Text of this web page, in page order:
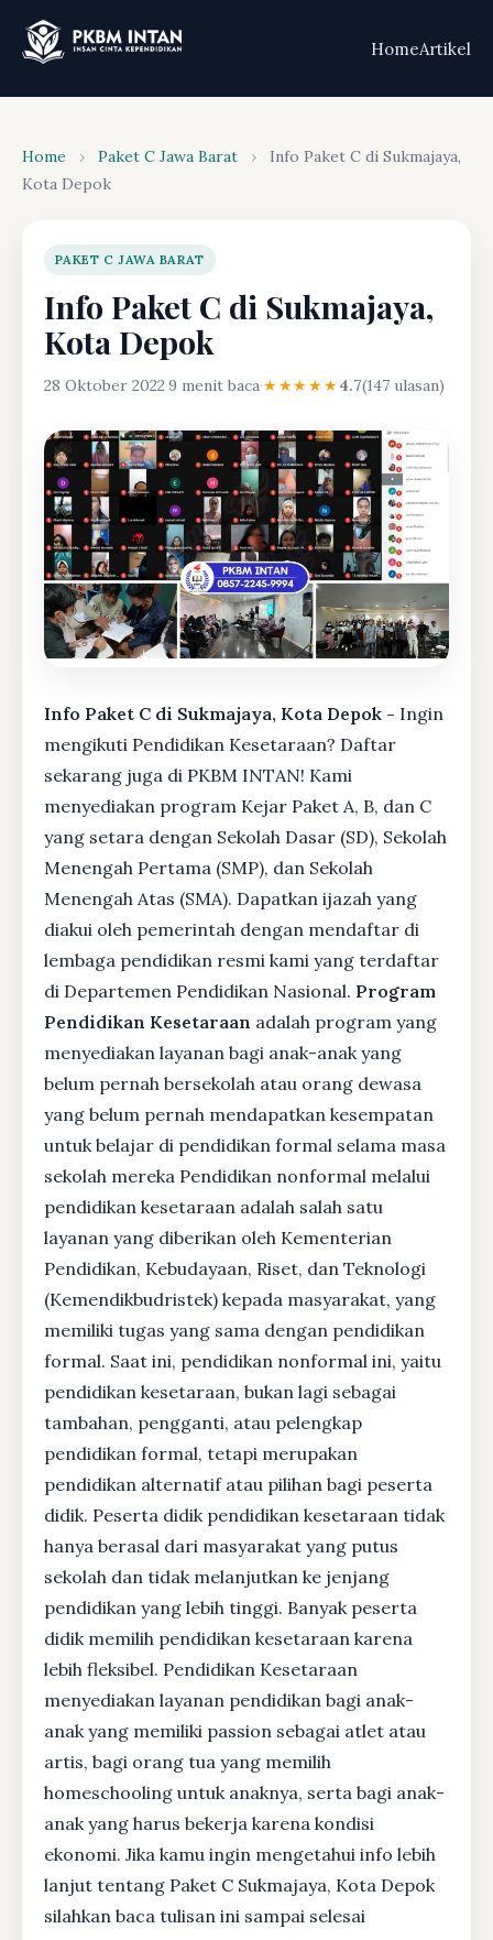
HomeArtikel
Home › Paket C Jawa Barat ›
Info Paket C di Sukmajaya,
Kota Depok
PAKET C JAWA BARAT
Info Paket C di Sukmajaya,
Kota Depok
28 Oktober 2022·9 menit baca·★★★★★4.7(147 ulasan)
Info Paket C di Sukmajaya, Kota Depok - Ingin
mengikuti Pendidikan Kesetaraan? Daftar
sekarang juga di PKBM INTAN! Kami
menyediakan program Kejar Paket A, B, dan C
yang setara dengan Sekolah Dasar (SD), Sekolah
Menengah Pertama (SMP), dan Sekolah
Menengah Atas (SMA). Dapatkan ijazah yang
diakui oleh pemerintah dengan mendaftar di
lembaga pendidikan resmi kami yang terdaftar
di Departemen Pendidikan Nasional. Program
Pendidikan Kesetaraan adalah program yang
menyediakan layanan bagi anak-anak yang
belum pernah bersekolah atau orang dewasa
yang belum pernah mendapatkan kesempatan
untuk belajar di pendidikan formal selama masa
sekolah mereka Pendidikan nonformal melalui
pendidikan kesetaraan adalah salah satu
layanan yang diberikan oleh Kementerian
Pendidikan, Kebudayaan, Riset, dan Teknologi
(Kemendikbudristek) kepada masyarakat, yang
memiliki tugas yang sama dengan pendidikan
formal. Saat ini, pendidikan nonformal ini, yaitu
pendidikan kesetaraan, bukan lagi sebagai
tambahan, pengganti, atau pelengkap
pendidikan formal, tetapi merupakan
pendidikan alternatif atau pilihan bagi peserta
didik. Peserta didik pendidikan kesetaraan tidak
hanya berasal dari masyarakat yang putus
sekolah dan tidak melanjutkan ke jenjang
pendidikan yang lebih tinggi. Banyak peserta
didik memilih pendidikan kesetaraan karena
lebih fleksibel. Pendidikan Kesetaraan
menyediakan layanan pendidikan bagi anak-
anak yang memiliki passion sebagai atlet atau
artis, bagi orang tua yang memilih
homeschooling untuk anaknya, serta bagi anak-
anak yang harus bekerja karena kondisi
ekonomi. Jika kamu ingin mengetahui info lebih
lanjut tentang Paket C Sukmajaya, Kota Depok
silahkan baca tulisan ini sampai selesai